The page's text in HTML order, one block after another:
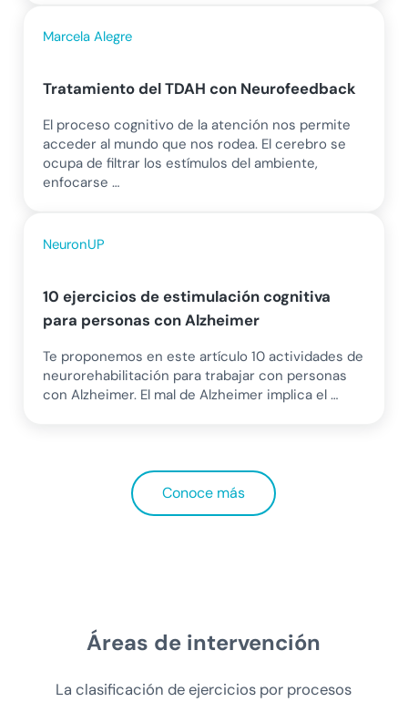
Marcela Alegre
Tratamiento del TDAH con Neurofeedback
El proceso cognitivo de la atención nos permite
acceder al mundo que nos rodea. El cerebro se
ocupa de filtrar los estímulos del ambiente,
enfocarse …
NeuronUP
10 ejercicios de estimulación cognitiva
para personas con Alzheimer
Te proponemos en este artículo 10 actividades de
neurorehabilitación para trabajar con personas
con Alzheimer. El mal de Alzheimer implica el …
Conoce más
Áreas de intervención
La clasificación de ejercicios por procesos